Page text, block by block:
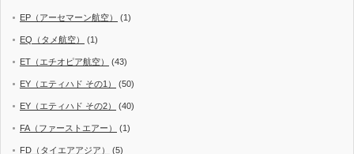
EP（アーセマーン航空） (1)
EQ（タメ航空） (1)
ET（エチオピア航空） (43)
EY（エティハド その1） (50)
EY（エティハド その2） (40)
FA（ファーストエアー） (1)
FD（タイエアアジア） (5)